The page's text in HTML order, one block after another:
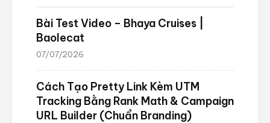
Bài Test Video – Bhaya Cruises |
Baolecat
07/07/2026
Cách Tạo Pretty Link Kèm UTM
Tracking Bằng Rank Math & Campaign
URL Builder (Chuẩn Branding)